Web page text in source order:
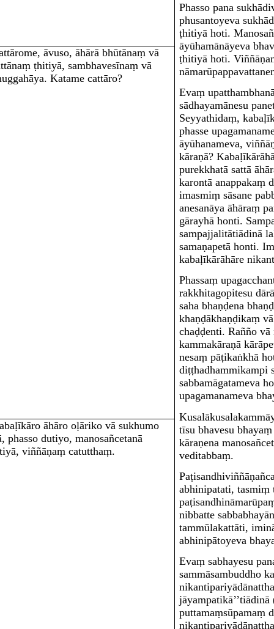
Phasso pana
phusantoyeva
ṭhitiyā hoti.
āyūhamānāyeva
ṭhitiyā hoti.
Evaṃ
sādhayamānesu
Seyyathidaṃ,
phasse
āyūhanameva,
kāraṇā?
purekkhatā sattā
karontā anappakaṃ
imasmiṃ sāsane
anesanāya āhāraṃ
gārayhā honti.
sampajjalitātiādinā
samaṇapetā honti.
kabaḷīkārāhāre
Phassaṃ
rakkhitagopitesu
saha bhaṇḍena
khaṇḍākhaṇḍikaṃ
chaḍḍenti. Rañño
kammakāraṇā
nesaṃ pāṭikaṅkhā
diṭṭhadhammikampi
sabbamāgatameva
upagamanameva
tīsu bhavesu
kāraṇena
veditabbaṃ.
abhinipatati, tasmiṃ
nibbatte
tammūlakattāti,
abhinipātoyeva
Evaṃ sabhayesu
sammāsambuddho
puttamaṃsūpamaṃ
āvuso, āhārā bhūtānaṃ vā
ṭhitiyā, sambhavesīnaṃ vā
Katame cattāro?
āhāro oḷāriko vā sukhumo
phasso dutiyo, manosañcetanā
viññāṇaṃ catutthaṃ.